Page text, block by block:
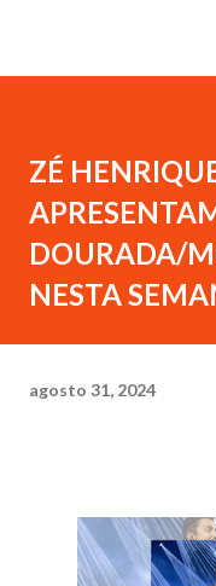
ZÉ
DOURADA/
NESTA
agosto 31, 2024